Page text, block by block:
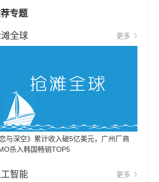
专题
全球 更多
恋与深空》累计收入破5亿美元，广州厂商
杀入韩国畅销TOP5
智能 更多